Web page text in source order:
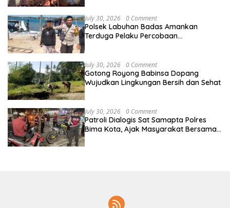
July 30, 2026 0 Comment
Polsek Labuhan Badas Amankan
Terduga Pelaku Percobaan
July 30, 2026 0 Comment
Gotong Royong Babinsa Dopang
Wujudkan Lingkungan Bersih dan Sehat
July 30, 2026 0 Comment
Patroli Dialogis Sat Samapta Polres
Bima Kota, Ajak Masyarakat Bersama